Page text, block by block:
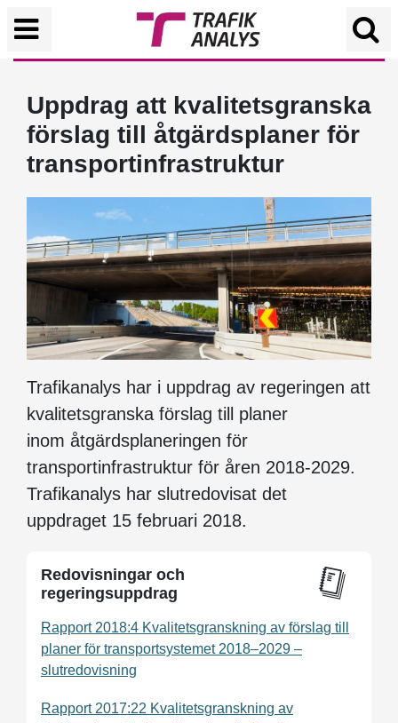
Uppdrag att kvalitetsgranska
förslag till åtgärdsplaner för
transportinfrastruktur
Trafikanalys har i uppdrag av regeringen att
kvalitetsgranska förslag till planer
inom åtgärdsplaneringen för
transportinfrastruktur för åren 2018-2029.
Trafikanalys har slutredovisat det
uppdraget 15 februari 2018.
Redovisningar och
regeringsuppdrag
Rapport 2018:4 Kvalitetsgranskning av förslag till
planer för transportsystemet 2018–2029 –
slutredovisning
Rapport 2017:22 Kvalitetsgranskning av